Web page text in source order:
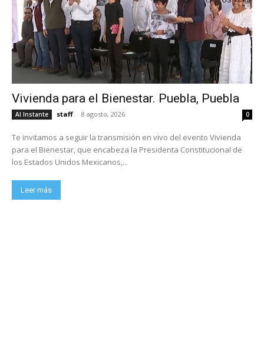
Vivienda para el Bienestar. Puebla, Puebla
Al Instante staff - 8 agosto, 2026 0
Te invitamos a seguir la transmisión en vivo del evento Vivienda
para el Bienestar, que encabeza la Presidenta Constitucional de
los Estados Unidos Mexicanos,...
Leer más